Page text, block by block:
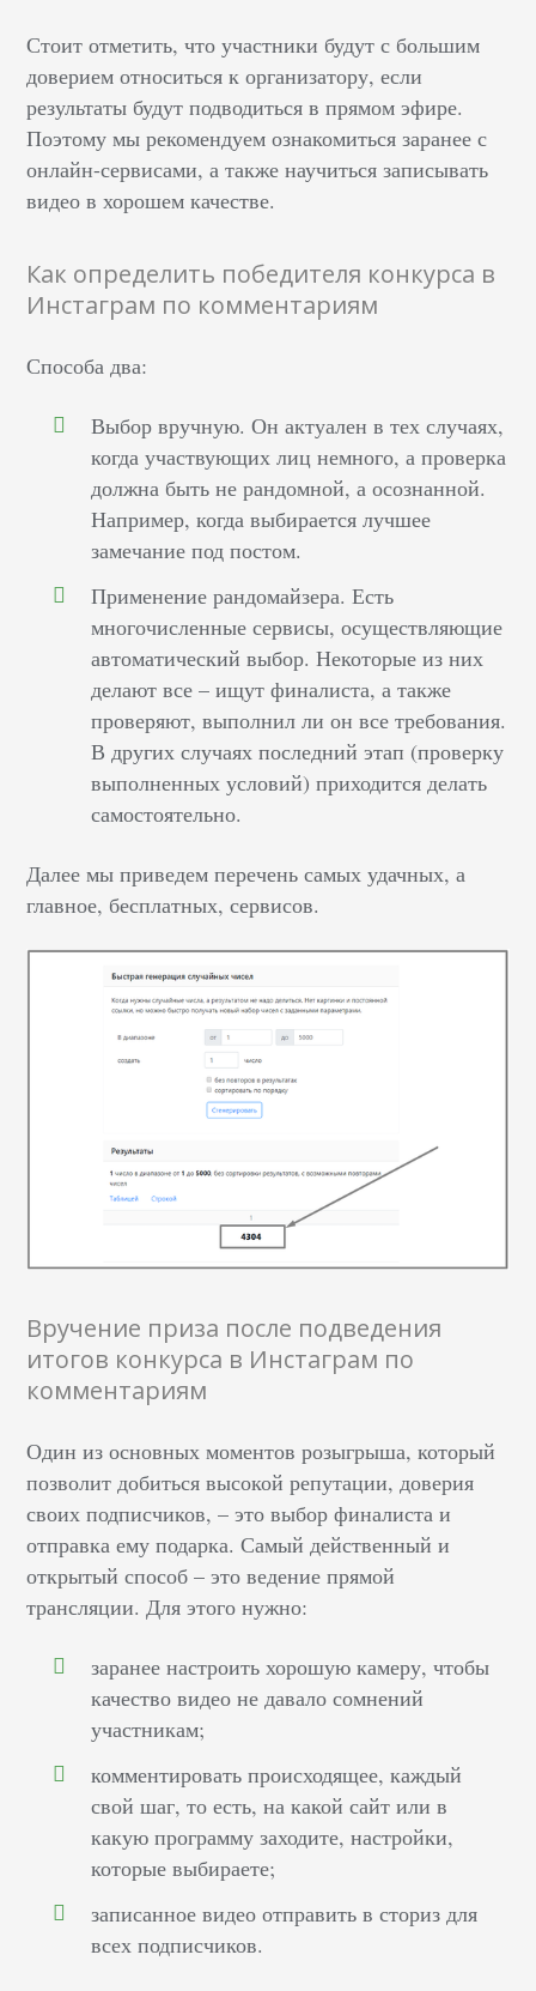
Стоит отметить, что участники будут с большим
доверием относиться к организатору, если
результаты будут подводиться в прямом эфире.
Поэтому мы рекомендуем ознакомиться заранее с
онлайн-сервисами, а также научиться записывать
видео в хорошем качестве.
Как определить победителя конкурса в
Инстаграм по комментариям
Способа два:
Выбор вручную. Он актуален в тех случаях,
когда участвующих лиц немного, а проверка
должна быть не рандомной, а осознанной.
Например, когда выбирается лучшее
замечание под постом.
Применение рандомайзера. Есть
многочисленные сервисы, осуществляющие
автоматический выбор. Некоторые из них
делают все – ищут финалиста, а также
проверяют, выполнил ли он все требования.
В других случаях последний этап (проверку
выполненных условий) приходится делать
самостоятельно.
Далее мы приведем перечень самых удачных, а
главное, бесплатных, сервисов.
Вручение приза после подведения
итогов конкурса в Инстаграм по
комментариям
Один из основных моментов розыгрыша, который
позволит добиться высокой репутации, доверия
своих подписчиков, – это выбор финалиста и
отправка ему подарка. Самый действенный и
открытый способ – это ведение прямой
трансляции. Для этого нужно:
заранее настроить хорошую камеру, чтобы
качество видео не давало сомнений
участникам;
комментировать происходящее, каждый
свой шаг, то есть, на какой сайт или в
какую программу заходите, настройки,
которые выбираете;
записанное видео отправить в сториз для
всех подписчиков.